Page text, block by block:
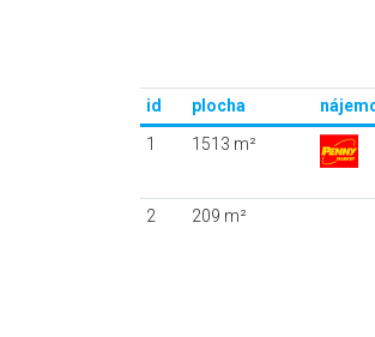
id plocha
1
1513 m²
2 209 m²